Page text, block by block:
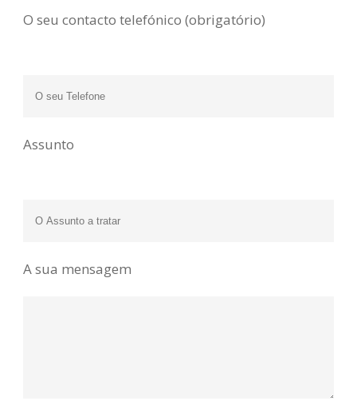
O seu contacto telefónico (obrigatório)
Assunto
A sua mensagem